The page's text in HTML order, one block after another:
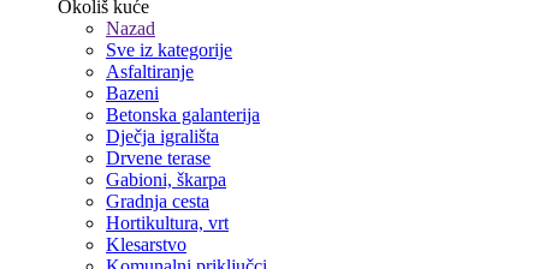
Okoliš kuće
Nazad
Sve iz kategorije
Asfaltiranje
Bazeni
Betonska galanterija
Dječja igrališta
Drvene terase
Gabioni, škarpa
Gradnja cesta
Hortikultura, vrt
Klesarstvo